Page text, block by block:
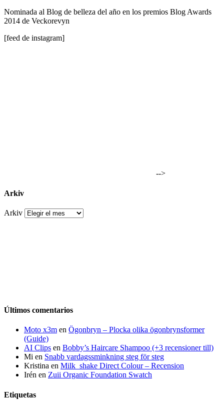
Nominada al Blog de belleza del año en los premios Blog Awards
2014 de Veckorevyn
[feed de instagram]
-->
Arkiv
Arkiv
Últimos comentarios
Moto x3m en Ögonbryn – Plocka olika ögonbrynsformer
(Guide)
AI Clips en Bobby’s Haircare Shampoo (+3 recensioner till)
Mi en Snabb vardagssminkning steg för steg
Kristina en Milk_shake Direct Colour – Recension
Irén en Zuii Organic Foundation Swatch
Etiquetas